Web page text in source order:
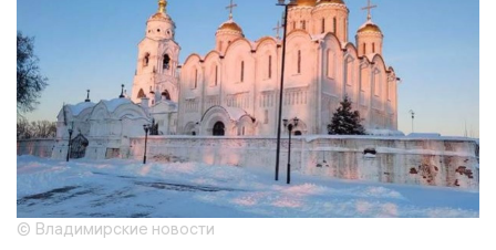
© Владимирские новости